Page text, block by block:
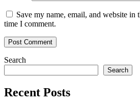
Save my name, email, and website in
time I comment.
Search
Search
Recent Posts